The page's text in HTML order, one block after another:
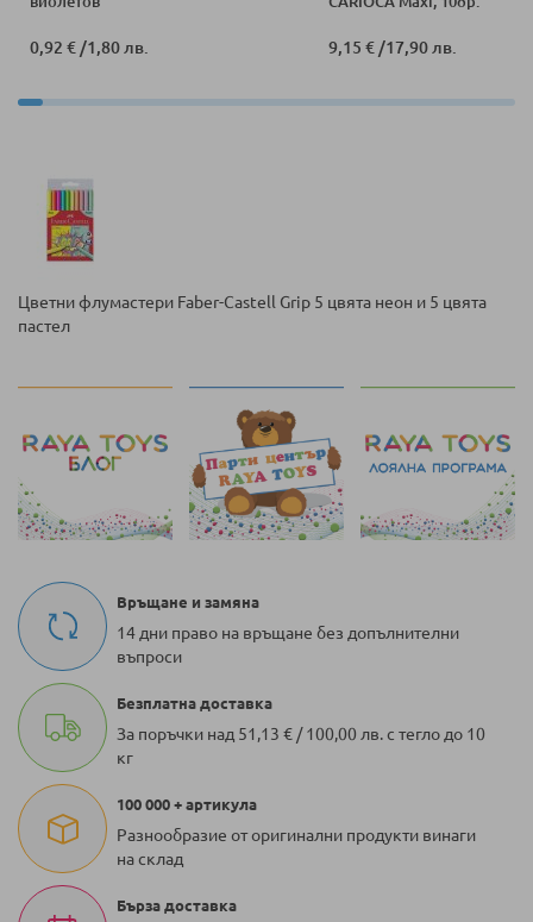
0,92 €/1,80 лв. 9,15 €/17,90 лв.
Цветни флумастери Faber-Castell Grip 5 цвята неон и 5 цвята
пастел
Връщане и замяна
14 дни право на връщане без допълнителни
въпроси
Безплатна доставка
За поръчки над 51,13 € / 100,00 лв. с тегло до 10
кг
100 000 + артикула
Разнообразие от оригинални продукти винаги
на склад
Бърза доставка